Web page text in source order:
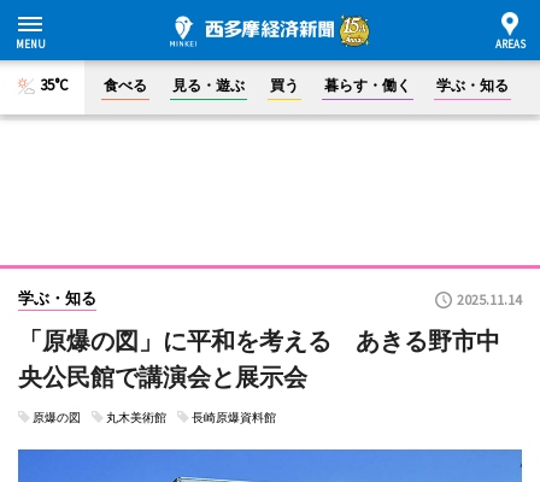
35°C 食べる 見る・遊ぶ 買う 暮らす・働く 学ぶ・知る
学ぶ・知る 2025.11.14
「原爆の図」に平和を考える あきる野市中
央公民館で講演会と展示会
原爆の図 丸木美術館 長崎原爆資料館